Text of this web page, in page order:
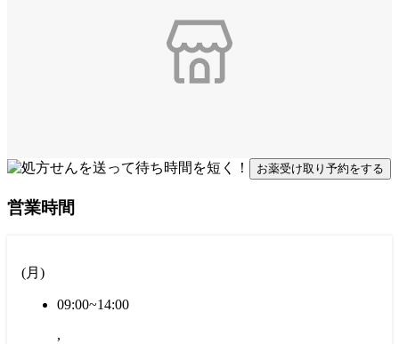
お薬受け取り予約をする
営業時間
(月 )
09:00~14:00
,